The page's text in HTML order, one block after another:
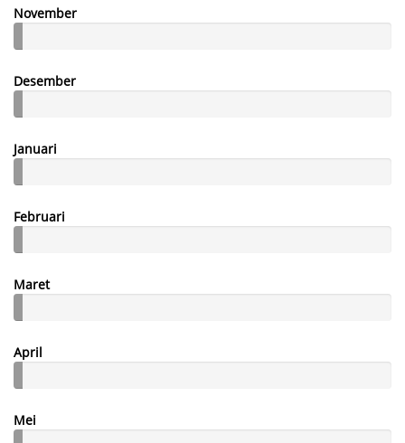
November
Desember
Januari
Februari
Maret
April
Mei